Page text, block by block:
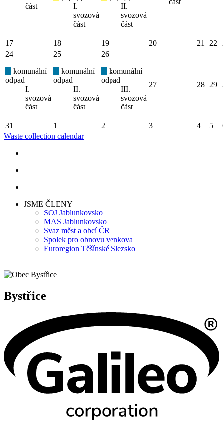
část
I.
svozová
část
II.
svozová
část
17 18 19 20 21 22
24
komunální
odpad
I.
svozová
část
25
komunální
odpad
II.
svozová
část
26
komunální
odpad
III.
svozová
část
27 28 29
31 1 2 3 4 5
Waste collection calendar
JSME ČLENY
SOJ Jablunkovsko
MAS Jablunkovsko
Svaz měst a obcí ČR
Spolek pro obnovu venkova
Euroregion Těšínské Slezsko
Bystřice